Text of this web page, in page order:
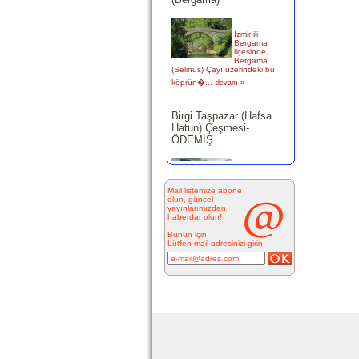
Bergama
ilçesinde,
Bergama
(Selinus) Çayı üzerindeki bu
köprün�... devam »
Birgi Taşpazar (Hafsa
Hatun) Çeşmesi-
ÖDEMİŞ
Camikebir
mevkiinde,
Taşpazar semti 253 ada 4
parselde... devam »
Kitabesiz Çeşmeler 4-
ÇEŞME
Mail listemize abone
olun, güncel
yayınlarımızdan
haberdar olun!
Bunun için,
Lütfen mail adresinizi girin.